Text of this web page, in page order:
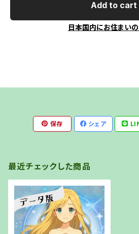
Add to cart
日本国内にお住まい
保存 シェア
最近チェックした商品